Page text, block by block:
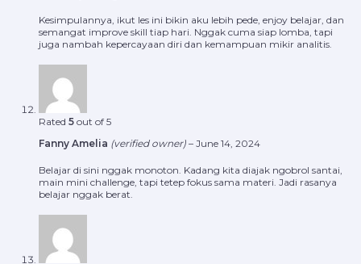
Kesimpulannya, ikut les ini bikin aku lebih pede, enjoy belajar, dan
semangat improve skill tiap hari. Nggak cuma siap lomba, tapi
juga nambah kepercayaan diri dan kemampuan mikir analitis.
Rated 5 out of 5
Fanny Amelia (verified owner) – June 14, 2024
Belajar di sini nggak monoton. Kadang kita diajak ngobrol santai,
main mini challenge, tapi tetep fokus sama materi. Jadi rasanya
belajar nggak berat.